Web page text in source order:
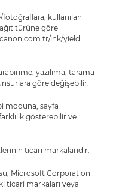
kullanılan
türüne göre
ink/yield
yazılıma, tarama
göre değişebilir.
moduna, sayfa
gösterebilir ve
ticari markalarıdır.
Microsoft Corporation
ticari markaları veya